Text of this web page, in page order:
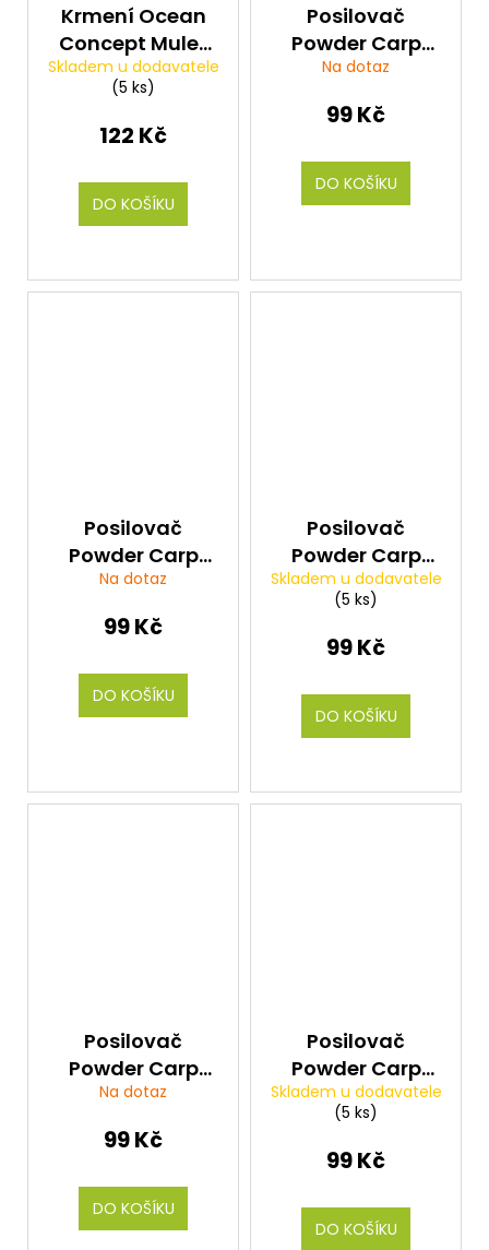
Krmení Ocean
Concept Mulet
Mix 1kg
Skladem u dodavatele
(5 ks)
122 Kč
DO KOŠÍKU
Posilovač
Powder Carp
Tasty
(jahoda) 300g
Na dotaz
99 Kč
DO KOŠÍKU
Posilovač
Powder Carp
Tasty Garlic
(česnek) 300g
Na dotaz
99 Kč
DO KOŠÍKU
Posilovač
Powder Carp
Tasty Honey
(med) 300g
Skladem u dodavatele
(5 ks)
99 Kč
DO KOŠÍKU
Posilovač
Powder Carp
Tasty Scopex
Na dotaz
99 Kč
DO KOŠÍKU
Posilovač
Powder Carp
Tasty Spicy
(koření) 300g
Skladem u dodavatele
(5 ks)
99 Kč
DO KOŠÍKU